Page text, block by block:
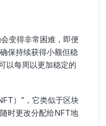
变得非常困难，即便
保持续获得小额但稳
以每周以更加稳定的
）”，它类似于区块
时更改分配给NFT地